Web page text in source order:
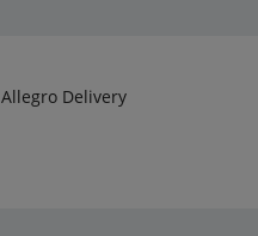
Allegro Delivery